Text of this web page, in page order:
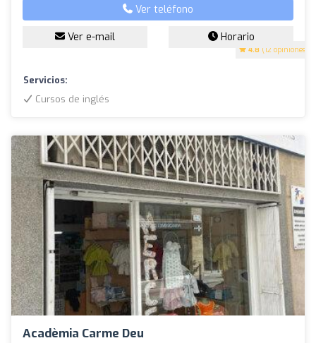
4.8 (12 opiniones)
Ver teléfono
Ver e-mail Horario
Servicios:
Cursos de inglés
Acadèmia Carme Deu